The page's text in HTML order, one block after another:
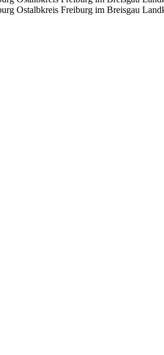
Ostalbkreis Freiburg im Breisgau